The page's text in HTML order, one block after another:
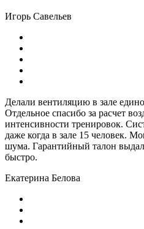
Игорь Савельев
Делали вентиляцию в зале
Отдельное спасибо за расчет
интенсивности тренировок.
даже когда в зале 15 человек.
шума. Гарантийный талон
быстро.
Екатерина Белова